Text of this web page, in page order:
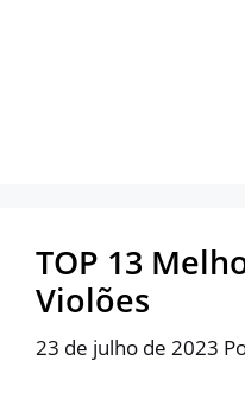
TOP 13
Violões
23 de julho de 2023